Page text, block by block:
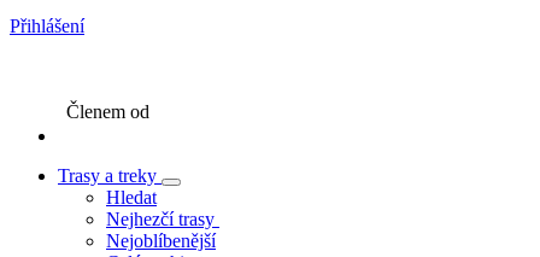
Přihlášení
Členem od
Trasy a treky
Hledat
Nejhezčí trasy
Nejoblíbenější